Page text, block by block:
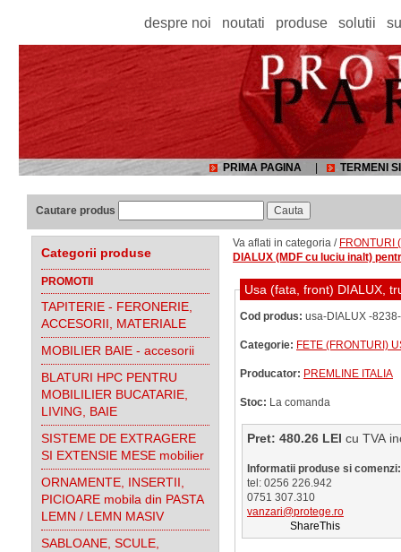
despre noi noutati produse solutii
PRIMA PAGINA TERMENI
Cautare produs
Categorii produse
PROMOTII
TAPITERIE - FERONERIE,
ACCESORII, MATERIALE
MOBILIER BAIE - accesorii
BLATURI HPC PENTRU
MOBILILIER BUCATARIE,
LIVING, BAIE
SISTEME DE EXTRAGERE
SI EXTENSIE MESE mobilier
ORNAMENTE, INSERTII,
PICIOARE mobila din PASTA
LEMN / LEMN MASIV
SABLOANE, SCULE,
Va aflati in categoria / FRONTURI
DIALUX (MDF cu luciu inalt)
Usa (fata, front) DIALUX,
Cod produs: usa-DIALUX -
Categorie: FETE (FRONTURI)
Producator: PREMLINE ITALIA
Stoc: La comanda
Pret: 480.26 LEI cu
Informatii produse si comenzi:
tel: 0256 226.942
0751 307.310
vanzari@protege.ro
ShareThis